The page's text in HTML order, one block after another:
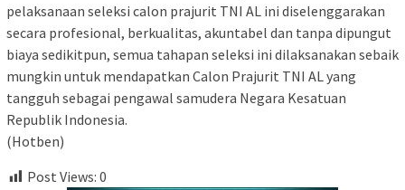
pelaksanaan seleksi calon prajurit TNI AL ini diselenggarakan
secara profesional, berkualitas, akuntabel dan tanpa dipungut
biaya sedikitpun, semua tahapan seleksi ini dilaksanakan sebaik
mungkin untuk mendapatkan Calon Prajurit TNI AL yang
tangguh sebagai pengawal samudera Negara Kesatuan
Republik Indonesia.
(Hotben)
Post Views: 0